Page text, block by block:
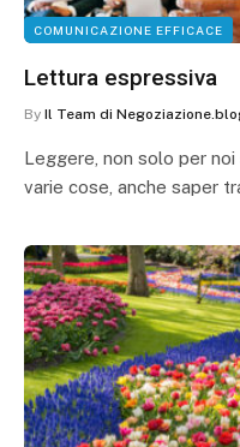
COMUNICAZIONE EFFICACE
Lettura espressiva
By Il Team di
Leggere, non solo per
varie cose, anche saper